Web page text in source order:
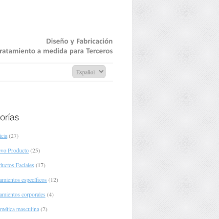
(27)
Producto(25)
Faciales (17)
específicos (12)
corporales (4)
masculina(2)